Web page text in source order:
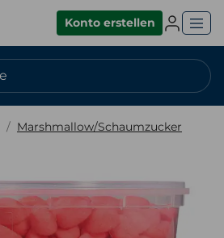
Konto erstellen
Marshmallow/Schaumzucker